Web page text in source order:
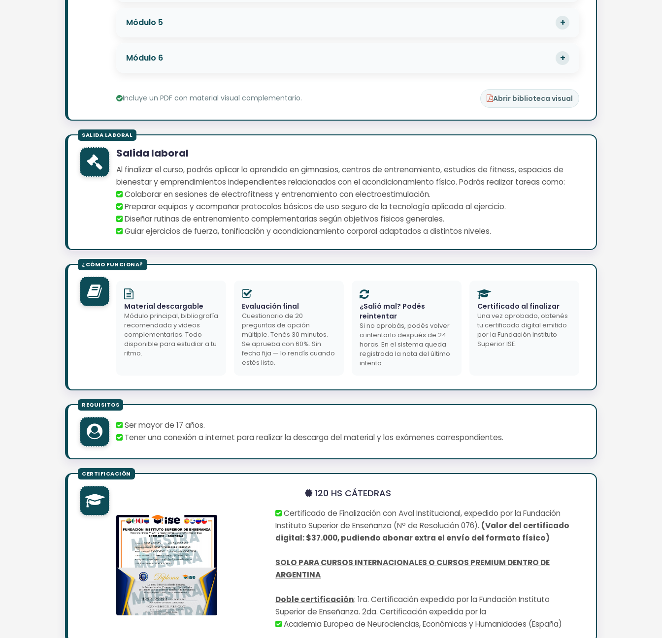
Módulo 5
Módulo 6
Incluye un PDF con material visual complementario. Abrir biblioteca visual
Salida laboral
Al finalizar el curso, podrás aplicar lo aprendido en gimnasios, centros de entrenamiento, estudios de fitness, espacios de
bienestar y emprendimientos independientes relacionados con el acondicionamiento físico. Podrás realizar tareas como:
️ Colaborar en sesiones de electrofitness y entrenamiento con electroestimulación.
️ Preparar equipos y acompañar protocolos básicos de uso seguro de la tecnología aplicada al ejercicio.
️ Diseñar rutinas de entrenamiento complementarias según objetivos físicos generales.
️ Guiar ejercicios de fuerza, tonificación y acondicionamiento corporal adaptados a distintos niveles.
Material descargable
Módulo principal, bibliografía
recomendada y videos
complementarios. Todo
disponible para estudiar a tu
ritmo.
Evaluación final
Cuestionario de 20
preguntas de opción
múltiple. Tenés 30 minutos.
Se aprueba con 60%. Sin
fecha fija — lo rendís cuando
estés listo.
¿Salió mal? Podés
reintentar
Si no aprobás, podés volver
a intentarlo después de 24
horas. En el sistema queda
registrada la nota del último
intento.
Certificado al finalizar
Una vez aprobado, obtenés
tu certificado digital emitido
por la Fundación Instituto
Superior ISE.
Ser mayor de 17 años.
Tener una conexión a internet para realizar la descarga del material y los exámenes correspondientes.
120 HS CÁTEDRAS
Certificado de Finalización con Aval Institucional, expedido por la Fundación
Instituto Superior de Enseñanza (Nº de Resolución 076). (Valor del certificado
digital: $37.000, pudiendo abonar extra el envío del formato físico)
SOLO PARA CURSOS INTERNACIONALES O CURSOS PREMIUM DENTRO DE
ARGENTINA
Doble certificación: 1ra. Certificación expedida por la Fundación Instituto
Superior de Enseñanza. 2da. Certificación expedida por la
Academia Europea de Neurociencias, Económicas y Humanidades (España)